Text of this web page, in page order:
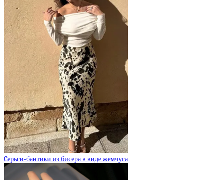
Cерьги-бантики из бисера в виде жемчуга